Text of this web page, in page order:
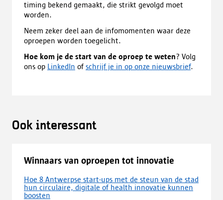
timing bekend gemaakt, die strikt gevolgd moet
worden.
Neem zeker deel aan de infomomenten waar deze
oproepen worden toegelicht.
Hoe kom je de start van de oproep te weten? Volg
ons op LinkedIn ofschrijf je in op onze nieuwsbrief.
Ook interessant
Winnaars van oproepen tot innovatie
Hoe 8 Antwerpse start-ups met de steun van de stad
hun circulaire, digitale of health innovatie kunnen
boosten